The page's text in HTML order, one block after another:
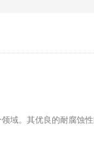
域。其优良的耐腐蚀